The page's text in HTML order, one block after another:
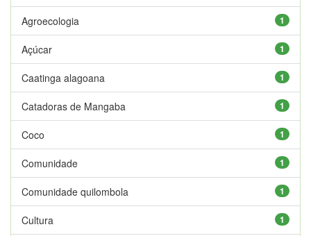
1
Agroecologia
1
Açúcar
1
Caatinga alagoana
1
Catadoras de Mangaba
1
Coco
1
Comunidade
1
Comunidade quilombola
1
Cultura